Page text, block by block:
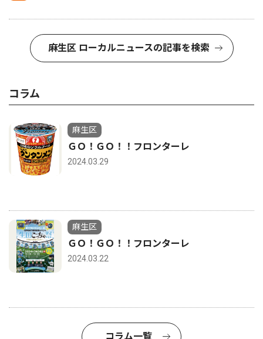
麻生区 ローカルニュースの記事を検索
コラム
麻生区
ＧＯ！ＧＯ！！フロンターレ
2024.03.29
麻生区
ＧＯ！ＧＯ！！フロンターレ
2024.03.22
コラム一覧